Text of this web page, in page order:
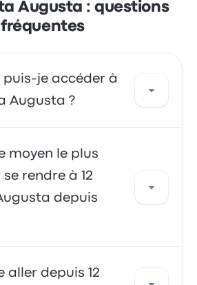
Augusta : questions
fréquentes
je accéder à
Augusta ?
bus vous offre un accès
Vous pouvez
un taxi ou utiliser un
moyen le plus
rendre à 12
depuis
vers 12 Zygmunta Augusta
aller depuis 12